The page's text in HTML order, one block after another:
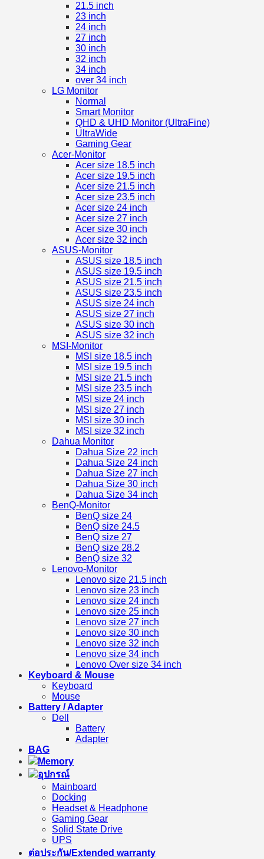
21.5 inch
23 inch
24 inch
27 inch
30 inch
32 inch
34 inch
over 34 inch
LG Monitor
Normal
Smart Monitor
QHD & UHD Monitor (UltraFine)
UltraWide
Gaming Gear
Acer-Monitor
Acer size 18.5 inch
Acer size 19.5 inch
Acer size 21.5 inch
Acer size 23.5 inch
Acer size 24 inch
Acer size 27 inch
Acer size 30 inch
Acer size 32 inch
ASUS-Monitor
ASUS size 18.5 inch
ASUS size 19.5 inch
ASUS size 21.5 inch
ASUS size 23.5 inch
ASUS size 24 inch
ASUS size 27 inch
ASUS size 30 inch
ASUS size 32 inch
MSI-Monitor
MSI size 18.5 inch
MSI size 19.5 inch
MSI size 21.5 inch
MSI size 23.5 inch
MSI size 24 inch
MSI size 27 inch
MSI size 30 inch
MSI size 32 inch
Dahua Monitor
Dahua Size 22 inch
Dahua Size 24 inch
Dahua Size 27 inch
Dahua Size 30 inch
Dahua Size 34 inch
BenQ-Monitor
BenQ size 24
BenQ size 24.5
BenQ size 27
BenQ size 28.2
BenQ size 32
Lenovo-Monitor
Lenovo size 21.5 inch
Lenovo size 23 inch
Lenovo size 24 inch
Lenovo size 25 inch
Lenovo size 27 inch
Lenovo size 30 inch
Lenovo size 32 inch
Lenovo size 34 inch
Lenovo Over size 34 inch
Keyboard & Mouse
Keyboard
Mouse
Battery / Adapter
Dell
Battery
Adapter
BAG
Memory
อุปกรณ์
Mainboard
Docking
Headset & Headphone
Gaming Gear
Solid State Drive
UPS
ต่อประกัน/Extended warranty